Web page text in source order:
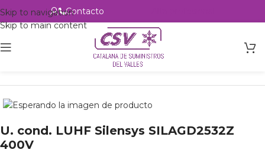
Skip to navigation
Skip to main content
Contacto
csvalles
U. cond. LUHF Silensys SILAGD2532Z
400V